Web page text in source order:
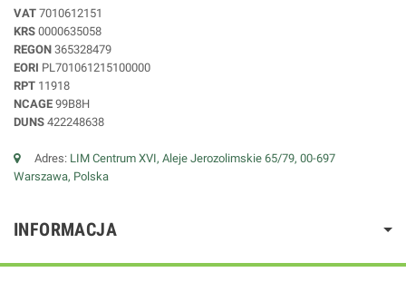
VAT 7010612151
KRS 0000635058
REGON 365328479
EORI PL701061215100000
RPT 11918
NCAGE 99B8H
DUNS 422248638
Adres: LIM Centrum XVI, Aleje Jerozolimskie 65/79, 00-697
Warszawa, Polska
INFORMACJA